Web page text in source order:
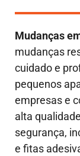
Mudanças
mudanças
cuidado e
pequenos
empresas e
alta
segurança,
e fitas